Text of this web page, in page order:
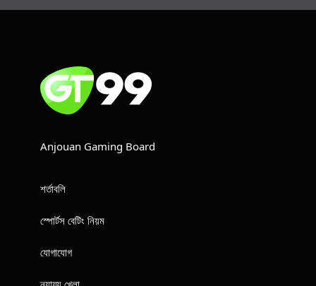
Anjouan Gaming Board
শর্তাবলি
স্পোর্টস বেটিং নিয়ম
যোগাযোগ